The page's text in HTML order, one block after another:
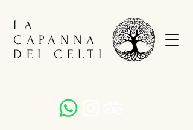
LA
CAPANNA
DEI CELTI